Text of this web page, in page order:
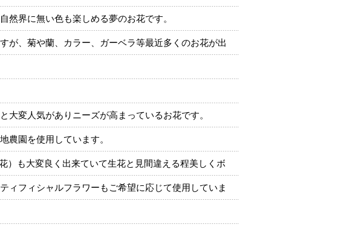
然界に無い色も楽しめる夢のお花です。
が、菊や蘭、カラー、ガーベラ等最近多くのお花が出
大変人気がありニーズが高まっているお花です。
農園を使用しています。
）も大変良く出来ていて生花と見間違える程美しくボ
ィフィシャルフラワーもご希望に応じて使用していま